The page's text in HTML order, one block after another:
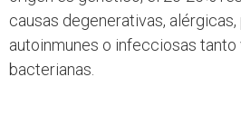
causas degenerativas,
autoinmunes o infecciosas
bacterianas.